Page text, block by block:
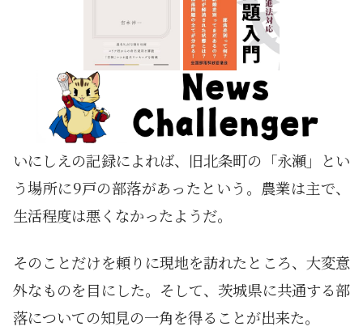
いにしえの記録によれば、旧北条町の「永瀬」とい
う場所に9戸の部落があったという。農業は主で、
生活程度は悪くなかったようだ。
そのことだけを頼りに現地を訪れたところ、大変意
外なものを目にした。そして、茨城県に共通する部
落についての知見の一角を得ることが出来た。